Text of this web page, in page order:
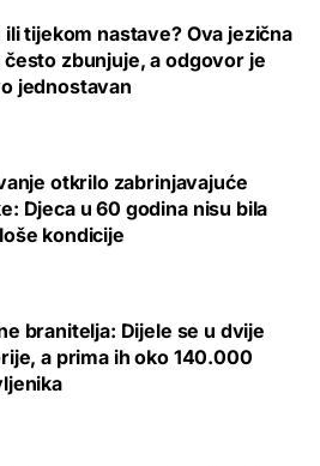
ili tijekom nastave? Ova jezična
zbunjuje, a odgovor je
jednostavan
otkrilo zabrinjavajuće
Djeca u 60 godina nisu bila
kondicije
branitelja: Dijele se u dvije
a prima ih oko 140.000